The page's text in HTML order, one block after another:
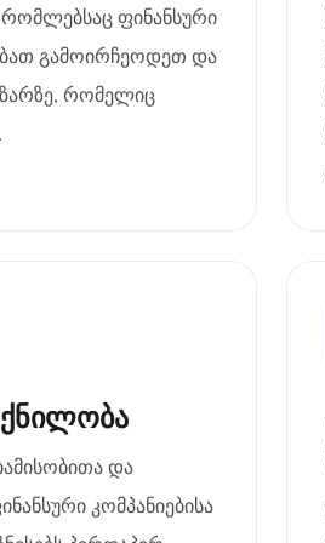
ფინანსური
გამოირჩეოდეთ და
რომელიც
და
კომპანიებისა